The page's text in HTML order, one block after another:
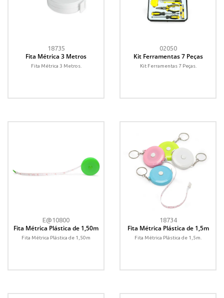
18735
Fita Métrica 3 Metros
Fita Métrica 3 Metros.
02050
Kit Ferramentas 7 Peças
Kit Ferramentas 7 Peças.
E@10800
Fita Métrica Plástica de 1,50m
Fita Métrica Plástica de 1,50m
18734
Fita Métrica Plástica de 1,5m
Fita Métrica Plástica de 1,5m.